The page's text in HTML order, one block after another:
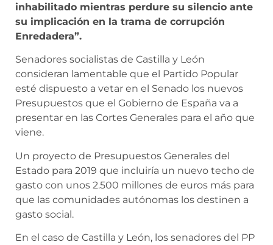
inhabilitado mientras perdure su silencio ante
su implicación en la trama de corrupción
Enredadera”.
Senadores socialistas de Castilla y León
consideran lamentable que el Partido Popular
esté dispuesto a vetar en el Senado los nuevos
Presupuestos que el Gobierno de España va a
presentar en las Cortes Generales para el año que
viene.
Un proyecto de Presupuestos Generales del
Estado para 2019 que incluiría un nuevo techo de
gasto con unos 2.500 millones de euros más para
que las comunidades autónomas los destinen a
gasto social.
En el caso de Castilla y León, los senadores del PP